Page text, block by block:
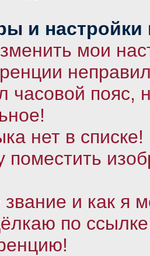
и настройки
мои
часовой пояс,
нет в списке!
поместить
звание и как я
по